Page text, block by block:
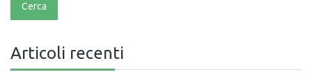
Articoli recenti